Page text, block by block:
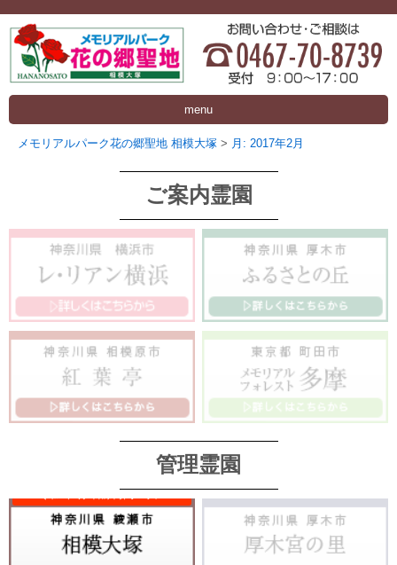
menu
メモリアルパーク花の郷聖地 相模大塚 > 月: 2017年2月
ご案内霊園
管理霊園